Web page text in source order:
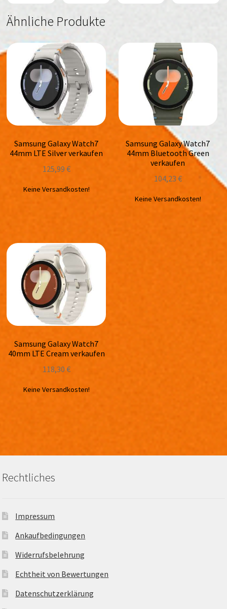
Ähnliche Produkte
Samsung Galaxy Watch7
44mm LTE Silver verkaufen
125,99 €
Keine Versandkosten!
Samsung Galaxy Watch7
44mm Bluetooth Green
verkaufen
104,23 €
Keine Versandkosten!
Samsung Galaxy Watch7
40mm LTE Cream verkaufen
118,30 €
Keine Versandkosten!
Rechtliches
Impressum
Ankaufbedingungen
Widerrufsbelehrung
Echtheit von Bewertungen
Datenschutzerklärung